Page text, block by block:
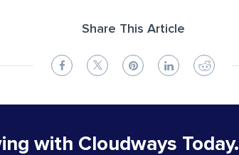
Share This Article
with Cloudways Today.